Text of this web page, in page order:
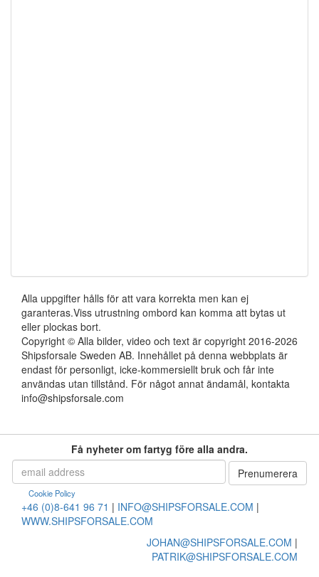
Alla uppgifter hålls för att vara korrekta men kan ej
garanteras.Viss utrustning ombord kan komma att bytas ut
eller plockas bort.
Copyright © Alla bilder, video och text är copyright 2016-2026
Shipsforsale Sweden AB. Innehållet på denna webbplats är
endast för personligt, icke-kommersiellt bruk och får inte
användas utan tillstånd. För något annat ändamål, kontakta
info@shipsforsale.com
Få nyheter om fartyg före alla andra.
Cookie Policy
+46 (0)8-641 96 71 | INFO@SHIPSFORSALE.COM |
WWW.SHIPSFORSALE.COM
JOHAN@SHIPSFORSALE.COM |
PATRIK@SHIPSFORSALE.COM